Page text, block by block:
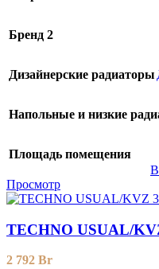
Бренд 2
Дизайнерские радиаторы
Напольные и низкие
Площадь помещения
В
Просмотр
TECHNO USUAL/
2 792 Br